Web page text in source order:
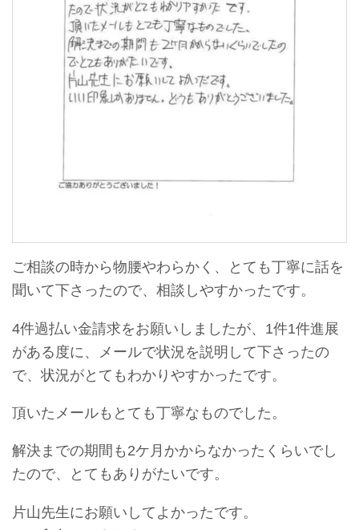
ご相談の時から物腰やわらかく、とても丁寧に話を
聞いて下さったので、相談しやすかったです。
4件過払い金請求をお願いしましたが、1件1件進展
がある度に、メールで状況を説明して下さったの
で、状況がとてもわかりやすかったです。
頂いたメールもとても丁寧なものでした。
解決までの期間も2ケ月かからなかったくらいでし
たので、とてもありがたいです。
片山先生にお願いしてよかったです。